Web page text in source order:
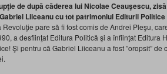
de după căderea lui Nicolae Ceauşescu,
Liiceanu cu tot patrimoniul Editurii Politice
pare să fi fost comis de Andrei Pleşu,
a desfiinţat Editura Politică şi a înfiinţat Editura
Şi pentru că Gabriel Liiceanu a fost ”oropsit” de